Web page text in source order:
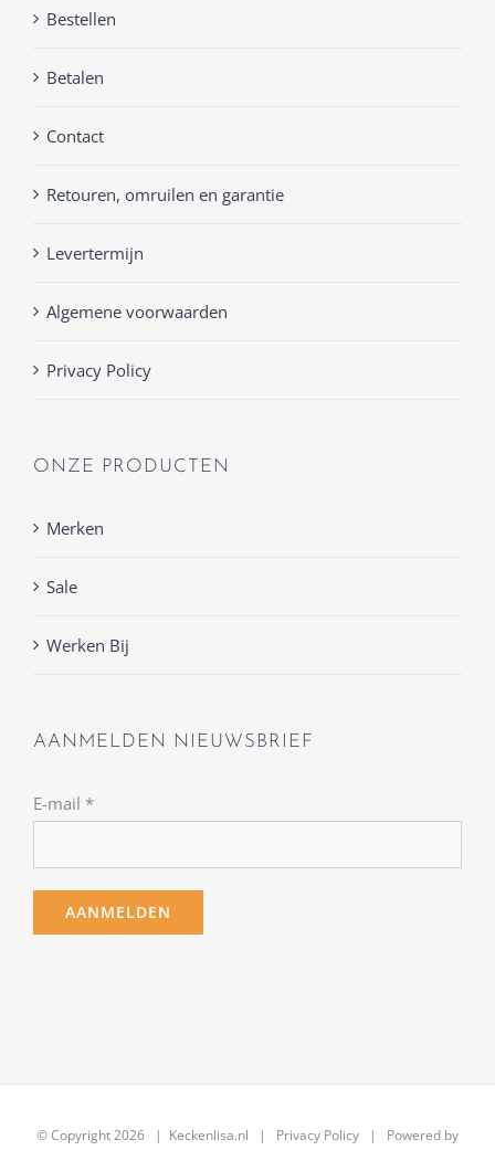
Bestellen
Betalen
Contact
Retouren, omruilen en garantie
Levertermijn
Algemene voorwaarden
Privacy Policy
ONZE PRODUCTEN
Merken
Sale
Werken Bij
AANMELDEN NIEUWSBRIEF
E-mail *
© Copyright2026 | Keckenlisa.nl | Privacy Policy | Powered by